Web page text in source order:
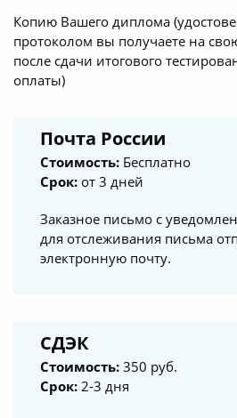
Копию Вашего диплома
протоколом вы получаете на
после сдачи итогового
оплаты)
Почта России
Стоимость: Бесплатно
Срок: от 3 дней
Заказное письмо с
для отслеживания письма
электронную почту.
СДЭК
Стоимость: 350 руб.
Срок: 2-3 дня